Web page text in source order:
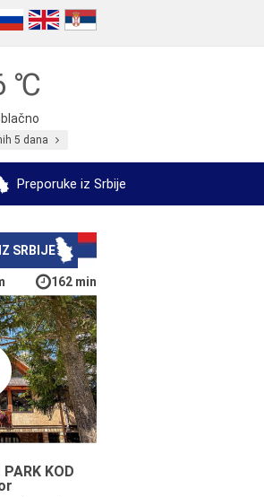
℃
5 dana
Preporuke iz Srbije
SRBIJE
162 min
KOD